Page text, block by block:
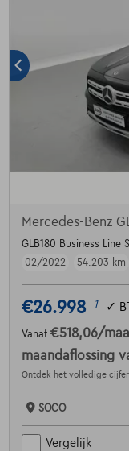
Mercedes-Benz
GLB180 Business Line
02/2022
54.203 km
€26.998 1 ✓
Vanaf €518,06/
maandaflossing
Ontdek het volledige
SOCO
Vergelijk